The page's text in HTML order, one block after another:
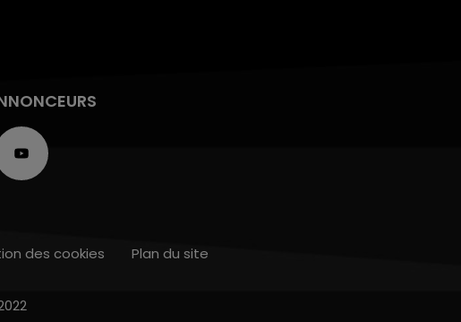
des cookies Plan du site